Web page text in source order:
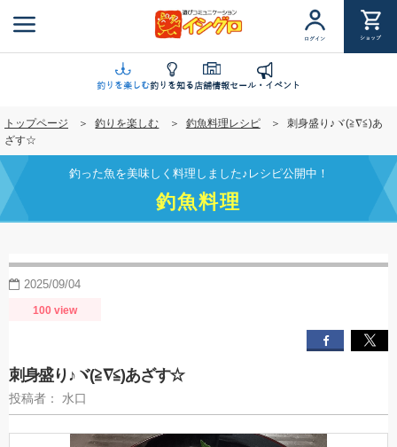
ン
ツ
に
移
動
ログイン ショップ
釣りを楽しむ釣りを知る店舗情報セール・イベント
トップページ 釣りを楽しむ 釣魚料理レシピ
刺身盛り♪ヾ(≧∇≦)あ
ざす☆
釣った魚を美味しく料理しました♪レシピ公開中！
釣魚料理
2025/09/04
100 view
刺身盛り♪ヾ(≧∇≦)あざす☆
投稿者： 水口